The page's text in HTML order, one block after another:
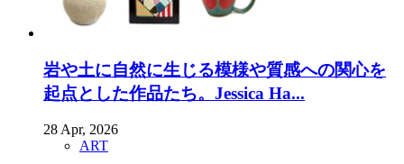
岩や土に自然に生じる模様や質感への関心を
起点とした作品たち。Jessica Ha...
28 Apr, 2026
ART